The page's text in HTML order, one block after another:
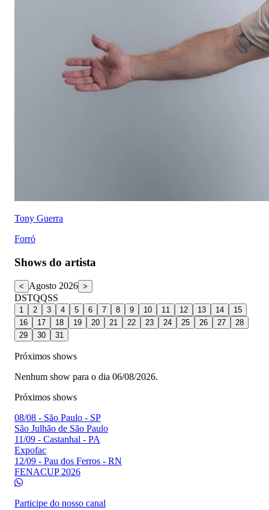
Tony Guerra
Forró
Shows do artista
< Agosto 2026 >
DSTQQSS
1 2 3 4 5 6 7 8 9 10 11 12 13 14
15
16
17 18 19 20 21 22 23 24 25 26 27
28
29
30 31
Próximos shows
Nenhum show para o dia 06/08/2026.
Próximos shows
08/08 - São Paulo - SP
São Julhão de São Paulo
11/09 - Castanhal - PA
Expofac
12/09 - Pau dos Ferros - RN
FENACUP 2026
Participe do nosso canal